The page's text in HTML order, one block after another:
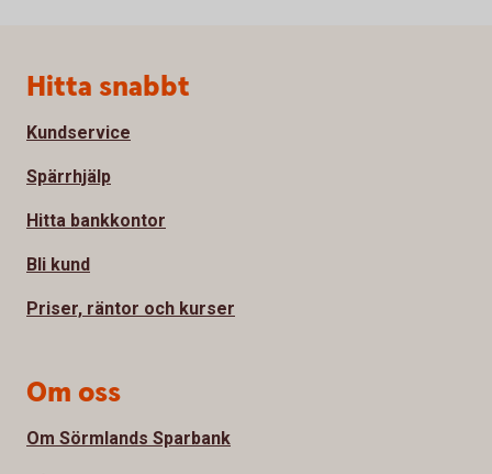
Sidfot
Hitta snabbt
Kundservice
Spärrhjälp
Hitta bankkontor
Bli kund
Priser, räntor och kurser
Om oss
Om Sörmlands Sparbank